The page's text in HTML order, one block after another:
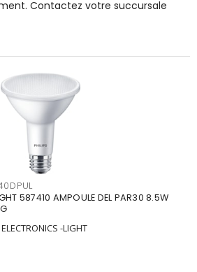
Contactez votre succursale
587410 AMPOULE DEL PAR30 8.5W
-LIGHT